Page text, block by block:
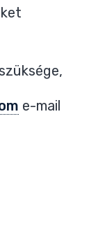
e-mail